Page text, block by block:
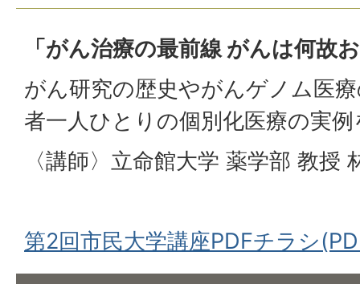
「がん治療の最前線 がんは何故
がん研究の歴史やがんゲノム医
者一人ひとりの個別化医療の実
〈講師〉立命館大学 薬学部 教授
第2回市民大学講座PDFチラシ